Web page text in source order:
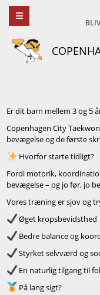
Er dit barn mellem 3 og 5
Copenhagen City
bevægelse og de første
Hvorfor starte tidligt?
Fordi motorik,
bevægelse – og jo før, jo
Vores træning er sjov og
Øget kropsbevidsthed
Bedre balance og
Styrket selvværd og
En naturlig tilgang til
På lang sigt?